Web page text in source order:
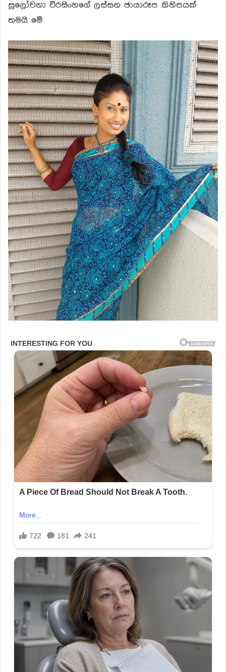
සුලෝචනා වීරසිංහගේ ලස්සන ඡායාරූප කිහිපයක්
තමයි මේ